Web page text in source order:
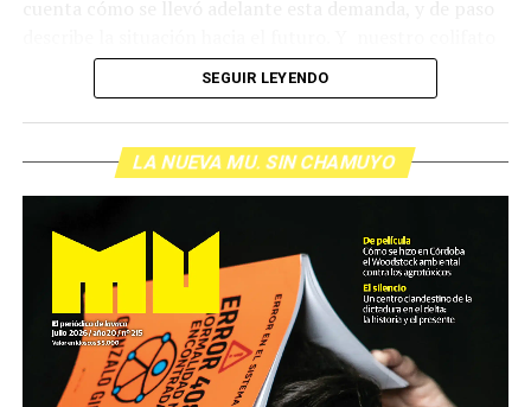
de cabecera Hugo López va a dar una definición
inolvidable sobre los normales y los anormales. Como
siempre, Pablo Marchetti que llega con música y con El
grito pelado.(Escuchá el programa completo)
Descargar los archivos de audio:Bloque 1/Bloque 2
Foto: Nacho Yuchark
Descargar el programa
La reproducción de este programa es libre. Sólo tenés
que mandar un mail a
infolavaca@yahoo.com.arpara
SEGUIR LEYENDO
LA NUEVA MU. SIN CHAMUYO